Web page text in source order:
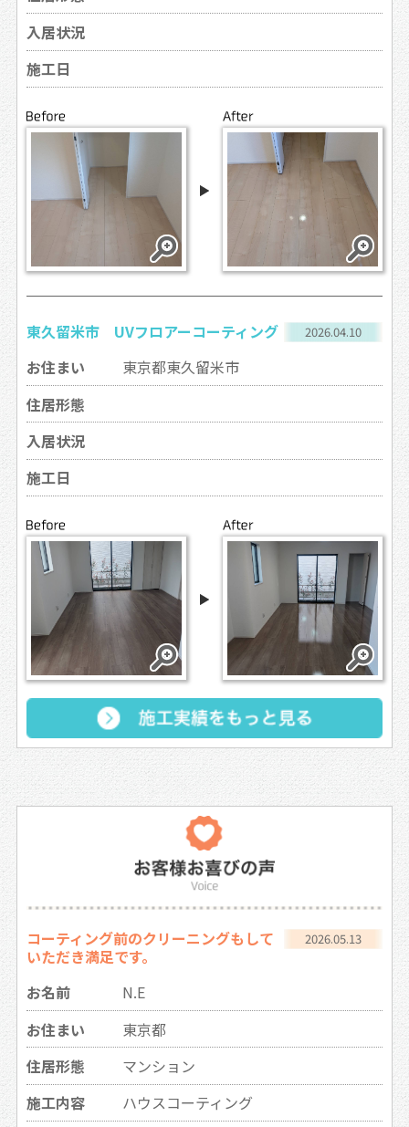
入居状況
施工日
2026.04.10
東久留米市 UVフロアーコーティング
お住まい
東京都東久留米市
住居形態
入居状況
施工日
2026.05.13
コーティング前のクリーニングもして
いただき満足です。
お名前
N.E
お住まい
東京都
住居形態
マンション
施工内容
ハウスコーティング